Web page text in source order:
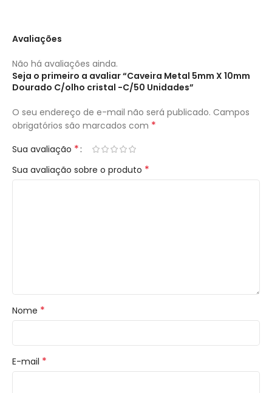
Avaliações
Não há avaliações ainda.
Seja o primeiro a avaliar “Caveira Metal 5mm X 10mm
Dourado C/olho cristal -C/50 Unidades”
O seu endereço de e-mail não será publicado. Campos
obrigatórios são marcados com *
Sua avaliação *
Sua avaliação sobre o produto *
Nome *
E-mail *